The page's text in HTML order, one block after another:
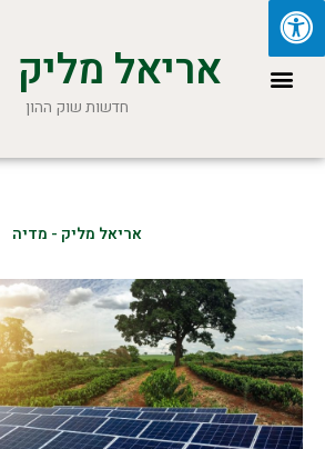
דילוג
לתוכן
תפריטאריאל מליק
חדשות שוק ההון
אריאל מליק - מדיה